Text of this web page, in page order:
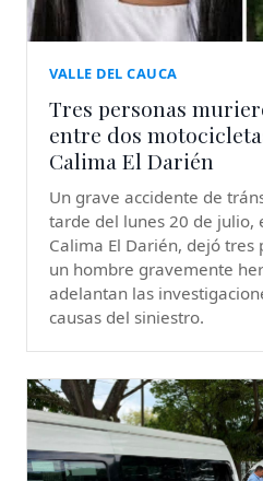
VALLE DEL CAUCA
Tres personas
entre dos
Calima El Darién
Un grave accidente de
tarde del lunes 20 de julio,
Calima El Darién, dejó tres
un hombre gravemente
adelantan las
causas del siniestro.